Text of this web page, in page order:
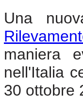
Una
maniera
nell'Italia
30 ottobre